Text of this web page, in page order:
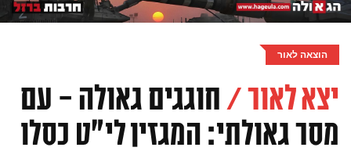
הוצאה לאור
יצא לאור / חוגגים גאולה - עם
מסר גאולתי: המגזין לי"ט כסלו